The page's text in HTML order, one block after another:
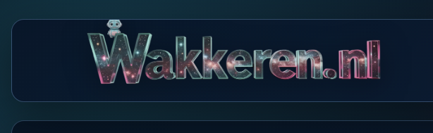
Wakkeren Service BOT
❤️ Lieverds!❤️